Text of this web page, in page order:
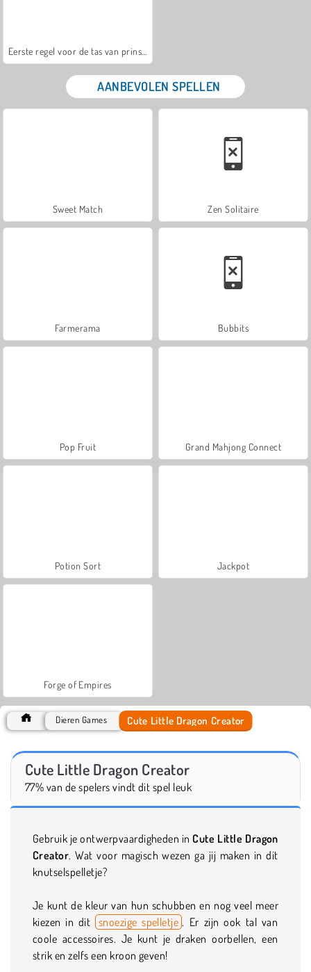
AANBEVOLEN SPELLEN
Sweet Match Zen Solitaire
Farmerama Bubbits
Pop Fruit Grand Mahjong Connect
Potion Sort Jackpot
Forge of Empires
Dieren Games Cute Little Dragon Creator
Cute Little Dragon Creator
77% van de spelers vindt dit spel leuk
Gebruik je ontwerpvaardigheden in Cute Little Dragon
Creator. Wat voor magisch wezen ga jij maken in dit
knutselspelletje?
Je kunt de kleur van hun schubben en nog veel meer
kiezen in dit snoezige spelletje . Er zijn ook tal van
coole accessoires. Je kunt je draken oorbellen, een
strik en zelfs een kroon geven!